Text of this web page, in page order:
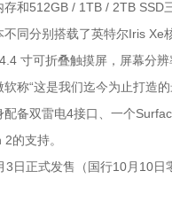
和512GB / 1TB / 2TB SSD
同分别搭载了英特尔Iris Xe
寸可折叠触摸屏，屏幕分
称“这是我们迄今为止打造
备双雷电4接口、一个
的支持。
3日正式发售（国行10月10